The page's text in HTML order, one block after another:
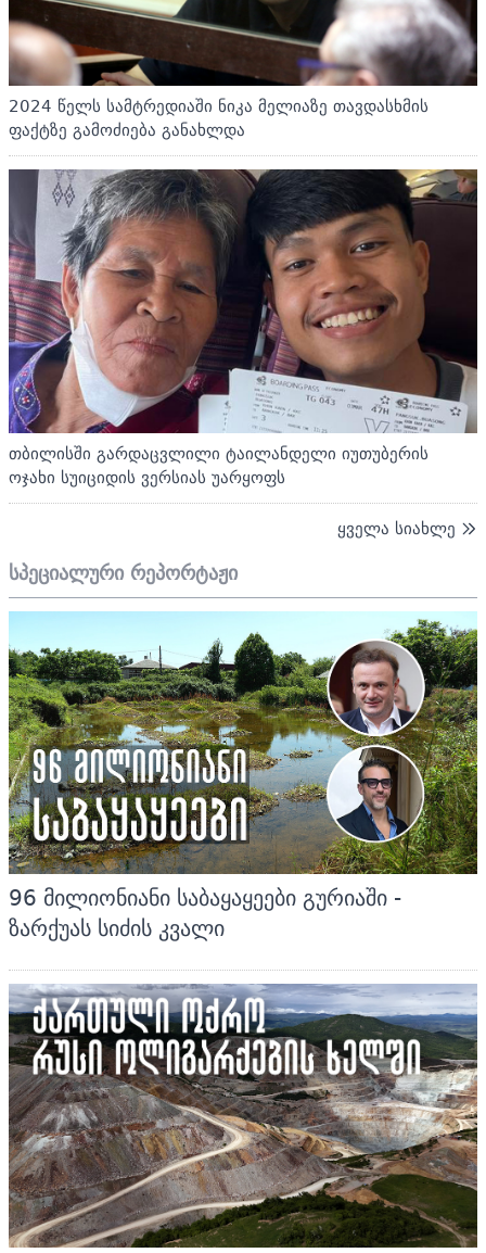
2024 წელს სამტრედიაში ნიკა მელიაზე თავდასხმის
ფაქტზე გამოძიება განახლდა
თბილისში გარდაცვლილი ტაილანდელი იუთუბერის
ოჯახი სუიციდის ვერსიას უარყოფს
ყველა სიახლე
სპეციალური რეპორტაჟი
96 მილიონიანი საბაყაყეები გურიაში -
ზარქუას სიძის კვალი